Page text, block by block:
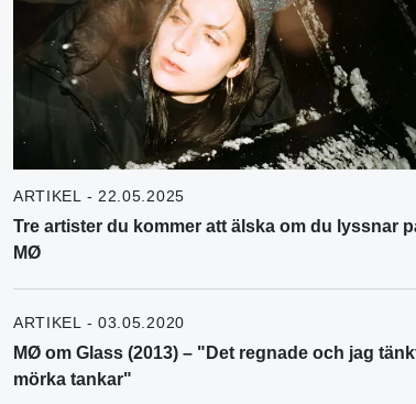
ARTIKEL - 22.05.2025
Tre artister du kommer att älska om du lyssnar
MØ
ARTIKEL - 03.05.2020
MØ om Glass (2013) – "Det regnade och jag
mörka tankar"